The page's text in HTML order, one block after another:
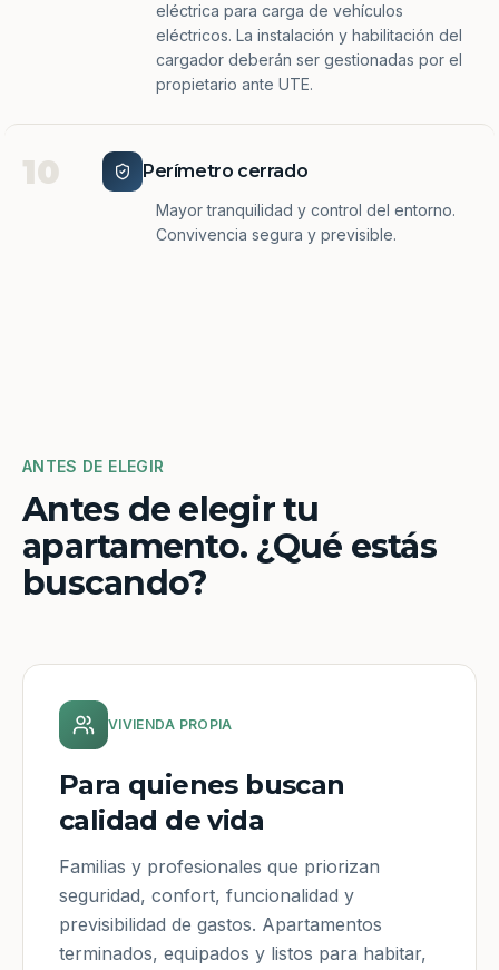
eléctrica para carga de vehículos
eléctricos. La instalación y habilitación del
cargador deberán ser gestionadas por el
propietario ante UTE.
10 Perímetro cerrado
Mayor tranquilidad y control del entorno.
Convivencia segura y previsible.
ANTES DE ELEGIR
Antes de elegir tu
apartamento. ¿Qué estás
buscando?
VIVIENDA PROPIA
Para quienes buscan
calidad de vida
Familias y profesionales que priorizan
seguridad, confort, funcionalidad y
previsibilidad de gastos. Apartamentos
terminados, equipados y listos para habitar,